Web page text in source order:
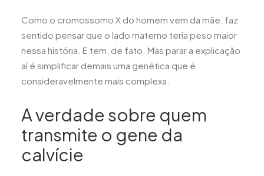
Como o cromossomo X do homem vem da mãe, faz
sentido pensar que o lado materno teria peso maior
nessa história. E tem, de fato. Mas parar a explicação
aí é simplificar demais uma genética que é
consideravelmente mais complexa.
A verdade sobre quem
transmite o gene da
calvície